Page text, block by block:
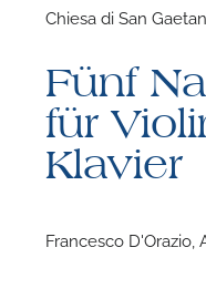
Chiesa di San
Fünf
für
Klavier
Francesco D'Orazio,